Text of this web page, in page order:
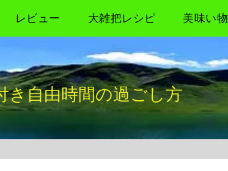
き自由時間の過ごし方
レビュー 大雑把レシピ 美味い物